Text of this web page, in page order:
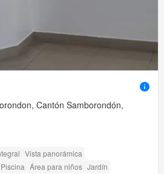
Cantón Samborondón,
Vista panorámica
Piscina Área para niños Jardín